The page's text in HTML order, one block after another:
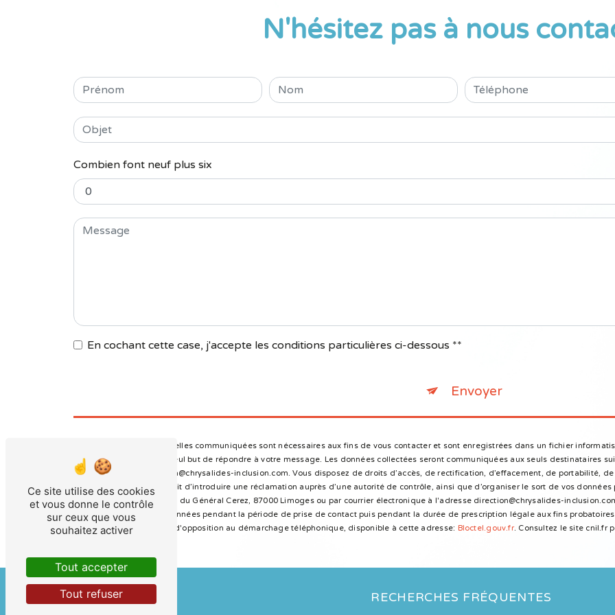
N'hésitez pas à nous
Combien font neuf plus six
En cochant cette case, j'accepte les conditions particulières ci-dessous **
Envoyer
** Les données personnelles communiquées sont nécessaires aux fins de vous contacter et sont enregistrées dans un fichier
sous-traitants dans le seul but de répondre à votre message. Les données collectées seront communiquées aux seuls destinataires
87000 Limoges direction@chrysalides-inclusion.com. Vous disposez de droits d’accès, de rectification, d’effacement, de portabilité,
à tout moment et du droit d’introduire une réclamation auprès d’une autorité de contrôle, ainsi que d’organiser le sort de vos
postale à l'adresse 4 rue du Général Cerez, 87000 Limoges ou par courrier électronique à l'adresse direction@chrysalides-
Nous conservons vos données pendant la période de prise de contact puis pendant la durée de prescription légale aux fins
vous inscrire sur la liste d'opposition au démarchage téléphonique, disponible à cette adresse: Bloctel.gouv.fr. Consultez le site cnil.fr
RECHERCHES FRÉQUENTES
Ce site utilise des cookies
et vous donne le contrôle
sur ceux que vous
souhaitez activer
Tout accepter
Tout refuser